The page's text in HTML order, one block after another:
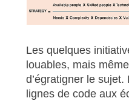
Les quelques
louables, mais
d’égratigner le
lignes de code aux